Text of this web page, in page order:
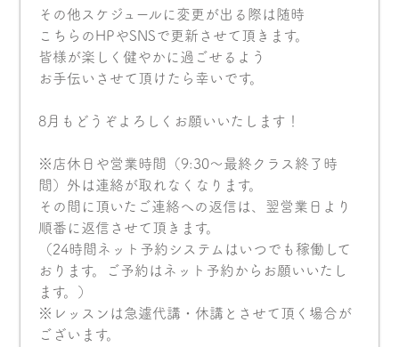
その他スケジュールに変更が出る際は随時
こちらのHPやSNSで更新させて頂きます。
皆様が楽しく健やかに過ごせるよう
お手伝いさせて頂けたら幸いです。
8月もどうぞよろしくお願いいたします！
※店休日や営業時間（9:30〜最終クラス終了時
間）外は連絡が取れなくなります。
その間に頂いたご連絡への返信は、翌営業日より
順番に返信させて頂きます。
（24時間ネット予約システムはいつでも稼働して
おります。ご予約はネット予約からお願いいたし
ます。）
※レッスンは急遽代講・休講とさせて頂く場合が
ございます。